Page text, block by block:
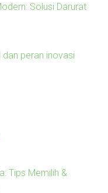
Solusi Darurat
peran inovasi
Tips Memilih &